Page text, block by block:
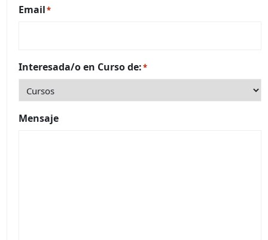
Email*
Interesada/o en Curso de:*
Mensaje